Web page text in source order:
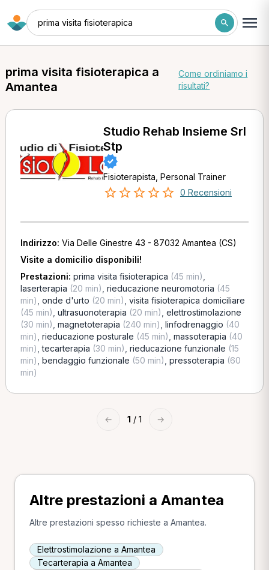
prima visita fisioterapica
prima visita fisioterapica a
Amantea
Come ordiniamo i
risultati?
Studio Rehab Insieme Srl
Stp
Fisioterapista, Personal Trainer
0 Recensioni
Indirizzo: Via Delle Ginestre 43 - 87032 Amantea (CS)
Visite a domicilio disponibili!
Prestazioni: prima visita fisioterapica (45 min)
laserterapia (20 min) rieducazione neuromotoria (45
min) onde d'urto (20 min) visita fisioterapica domiciliare
(45 min) ultrasuonoterapia (20 min) elettrostimolazione
(30 min) magnetoterapia (240 min) linfodrenaggio (40
min) rieducazione posturale (45 min) massoterapia (40
min) ,tecarterapia (30 min) rieducazione funzionale (15
min) bendaggio funzionale (50 min) pressoterapia (60
min)
← 1 / 1 →
Altre prestazioni a Amantea
Altre prestazioni spesso richieste a Amantea.
Elettrostimolazione a Amantea
Tecarterapia a Amantea